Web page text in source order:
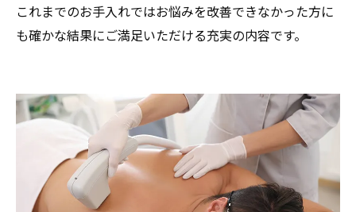
これまでのお手入れではお悩みを改善できなかった方に
も確かな結果にご満足いただける充実の内容です。